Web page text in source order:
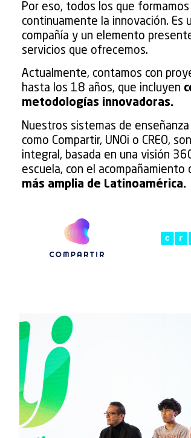
Por eso, todos los que
continuamente la innovación. Es
compañía y un elemento
servicios que ofrecemos.
Actualmente, contamos con
hasta los 18 años, que incluyen
metodologías innovadoras.
Nuestros sistemas de
como Compartir, UNOi o CREO,
integral, basada en una visión
escuela, con el acompañamiento
más amplia de Latinoamérica.